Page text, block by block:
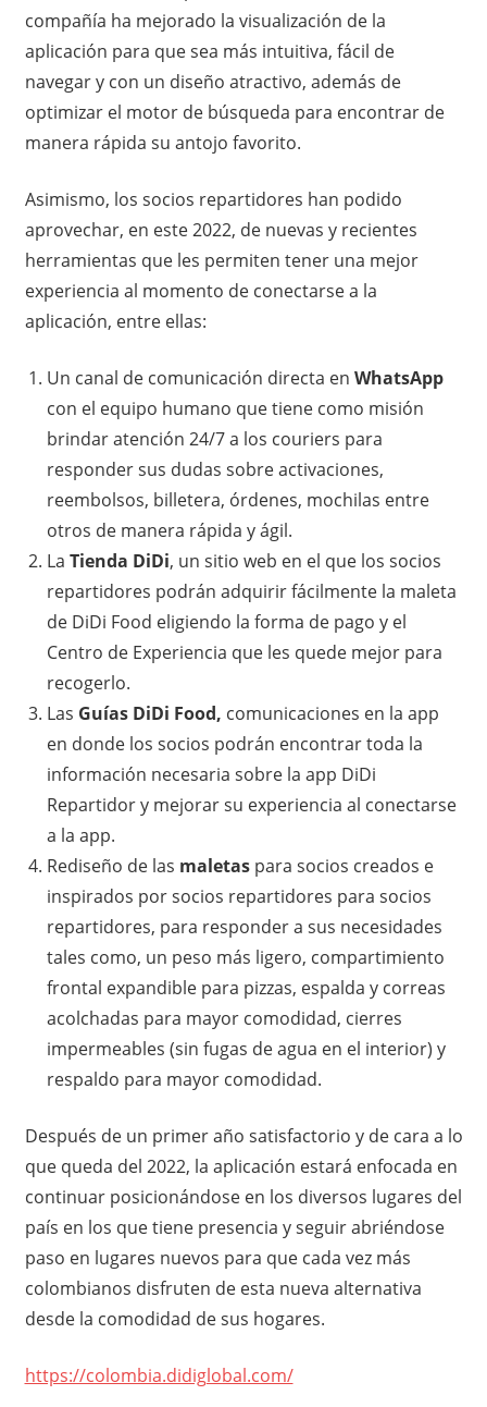
compañía ha mejorado la visualización de la
aplicación para que sea más intuitiva, fácil de
navegar y con un diseño atractivo, además de
optimizar el motor de búsqueda para encontrar de
manera rápida su antojo favorito.
Asimismo, los socios repartidores han podido
aprovechar, en este 2022, de nuevas y recientes
herramientas que les permiten tener una mejor
experiencia al momento de conectarse a la
aplicación, entre ellas:
Un canal de comunicación directa en WhatsApp
con el equipo humano que tiene como misión
brindar atención 24/7 a los couriers para
responder sus dudas sobre activaciones,
reembolsos, billetera, órdenes, mochilas entre
otros de manera rápida y ágil.
La Tienda DiDi, un sitio web en el que los socios
repartidores podrán adquirir fácilmente la maleta
de DiDi Food eligiendo la forma de pago y el
Centro de Experiencia que les quede mejor para
recogerlo.
Las Guías DiDi Food, comunicaciones en la app
en donde los socios podrán encontrar toda la
información necesaria sobre la app DiDi
Repartidor y mejorar su experiencia al conectarse
a la app.
Rediseño de las maletas para socios creados e
inspirados por socios repartidores para socios
repartidores, para responder a sus necesidades
tales como, un peso más ligero, compartimiento
frontal expandible para pizzas, espalda y correas
acolchadas para mayor comodidad, cierres
impermeables (sin fugas de agua en el interior) y
respaldo para mayor comodidad.
Después de un primer año satisfactorio y de cara a lo
que queda del 2022, la aplicación estará enfocada en
continuar posicionándose en los diversos lugares del
país en los que tiene presencia y seguir abriéndose
paso en lugares nuevos para que cada vez más
colombianos disfruten de esta nueva alternativa
desde la comodidad de sus hogares.
https://colombia.didiglobal.com/